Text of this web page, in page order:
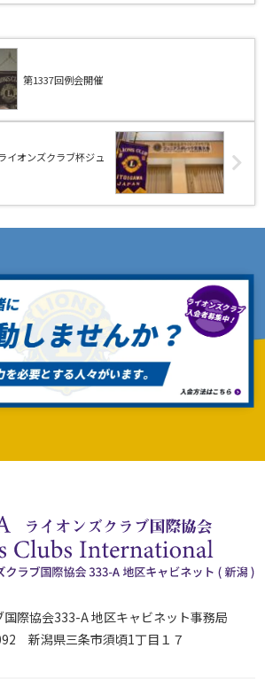
第1337回例会開催
オンズクラブ杯ジュ
際協会333-A 地区キャビネット事務局
新潟県三条市須頃1丁目１７